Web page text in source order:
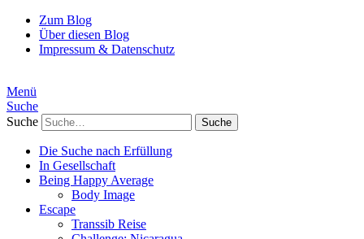
Zum Blog
Über diesen Blog
Impressum & Datenschutz
Menü
Suche
Suche
Die Suche nach Erfüllung
In Gesellschaft
Being Happy Average
Body Image
Escape
Transsib Reise